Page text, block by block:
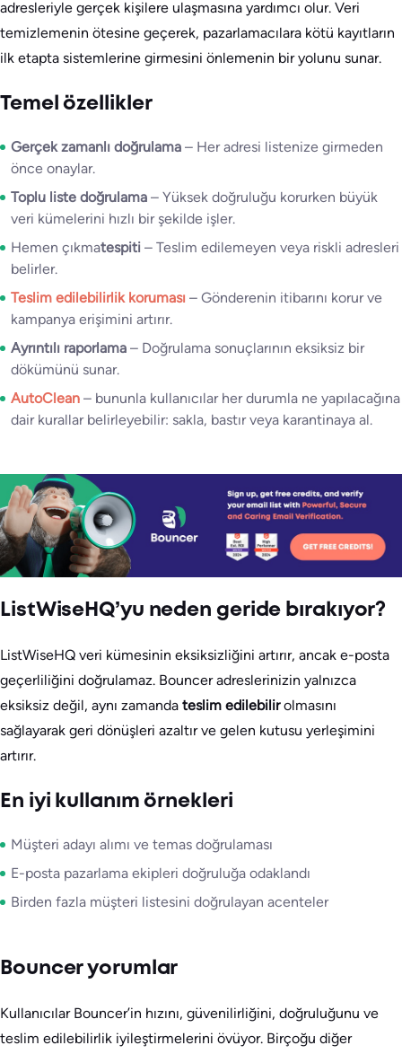
adresleriyle gerçek kişilere ulaşmasına yardımcı olur. Veri
temizlemenin ötesine geçerek, pazarlamacılara kötü kayıtların
ilk etapta sistemlerine girmesini önlemenin bir yolunu sunar.
Temel özellikler
Gerçek zamanlı doğrulama – Her adresi listenize girmeden
önce onaylar.
Toplu liste doğrulama – Yüksek doğruluğu korurken büyük
veri kümelerini hızlı bir şekilde işler.
Hemen çıkmatespiti – Teslim edilemeyen veya riskli adresleri
belirler.
Teslim edilebilirlik koruması – Gönderenin itibarını korur ve
kampanya erişimini artırır.
Ayrıntılı raporlama – Doğrulama sonuçlarının eksiksiz bir
dökümünü sunar.
AutoClean – bununla kullanıcılar her durumla ne yapılacağına
dair kurallar belirleyebilir: sakla, bastır veya karantinaya al.
ListWiseHQ’yu neden geride bırakıyor?
ListWiseHQ veri kümesinin eksiksizliğini artırır, ancak e-posta
geçerliliğini doğrulamaz. Bouncer adreslerinizin yalnızca
eksiksiz değil, aynı zamanda teslim edilebilirolmasını
sağlayarak geri dönüşleri azaltır ve gelen kutusu yerleşimini
artırır.
En iyi kullanım örnekleri
Müşteri adayı alımı ve temas doğrulaması
E-posta pazarlama ekipleri doğruluğa odaklandı
Birden fazla müşteri listesini doğrulayan acenteler
Bouncer yorumlar
Kullanıcılar Bouncer’in hızını, güvenilirliğini, doğruluğunu ve
teslim edilebilirlik iyileştirmelerini övüyor. Birçoğu diğer